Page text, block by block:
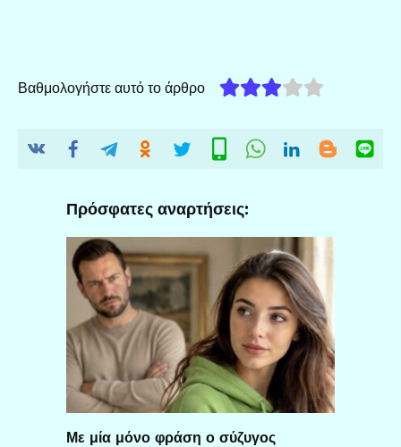
Βαθμολογήστε αυτό το άρθρο
Πρόσφατες αναρτήσεις:
Με μία μόνο φράση ο σύζυγος